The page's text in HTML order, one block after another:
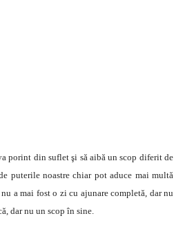
porint din suflet şi să aibă un scop diferit de
puterile noastre chiar pot aduce mai multă
a mai fost o zi cu ajunare completă, dar nu
dar nu un scop în sine.